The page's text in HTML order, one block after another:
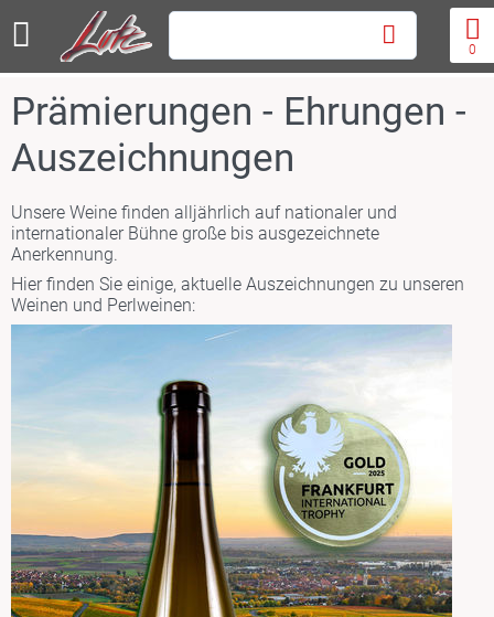
0
Prämierungen - Ehrungen -
Auszeichnungen
Unsere Weine finden alljährlich auf nationaler und
internationaler Bühne große bis ausgezeichnete
Anerkennung.
Hier finden Sie einige, aktuelle Auszeichnungen zu unseren
Weinen und Perlweinen: